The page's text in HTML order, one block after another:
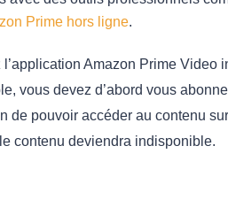
Prime hors ligne.
l’application Amazon Prime
vous devez d’abord vous
de pouvoir accéder au contenu
contenu deviendra indisponible.